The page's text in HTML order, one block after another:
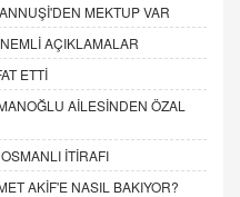
MEKTUP VAR
AÇIKLAMALAR
ETTİ
AİLESİNDEN ÖZAL
İTİRAFI
AKİF'E NASIL BAKIYOR?